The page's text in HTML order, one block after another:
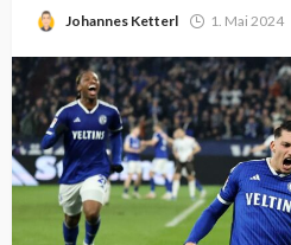
Johannes Ketterl 1. Mai 2024